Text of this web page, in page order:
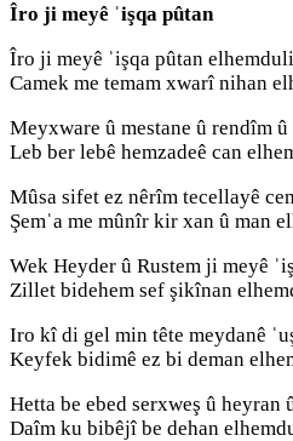
Îro ji meyê ˈişqa pûtan
Îro ji meyê ˈişqa pûtan
Camek me temam xwarî nihan
Meyxware û mestane û rendîm û
Leb ber lebê hemzadeê can
Mûsa sifet ez nêrîm tecellayê
Şemˈa me mûnîr kir xan û man
Wek Heyder û Rustem ji meyê
Zillet bidehem sef şikînan
Iro kî di gel min tête meydanê
Keyfek bidimê ez bi deman
Hetta be ebed serxweş û heyran
Daîm ku bibêjî be dehan